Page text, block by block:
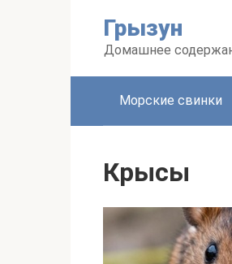
Грызун
Домашнее
Морские свинки
Крысы